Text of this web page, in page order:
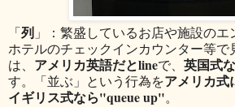
「列 」：繁盛しているお店や施設の
ホテルのチェックインカウンター等で
は、 アメリカ英語だとlineで、 英国式
す。「並ぶ」という行為をアメリカ
イギリス式なら"queue up"。